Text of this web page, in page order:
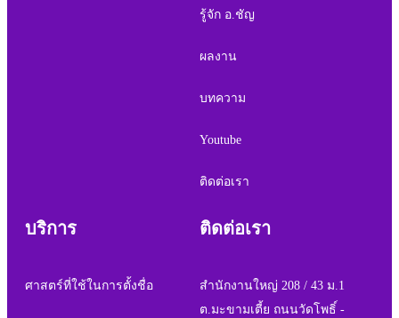
รู้จัก อ.ชัญ
ผลงาน
บทความ
Youtube
ติดต่อเรา
บริการ
ศาสตร์ที่ใช้ในการตั้งชื่อ
ติดต่อเรา
สำนักงานใหญ่ 208 / 43 ม.1
ต.มะขามเตี้ย ถนนวัดโพธิ์ -